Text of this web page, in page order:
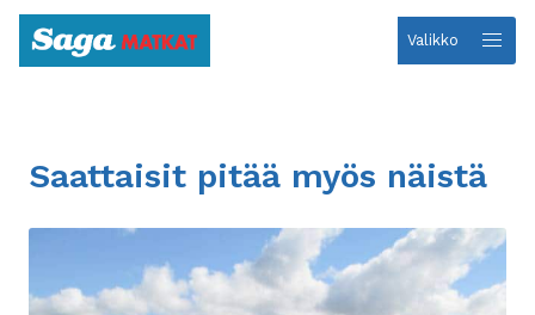
Etusivulle
Valikko
Saattaisit pitää myös näistä